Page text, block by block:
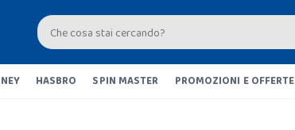
HASBRO SPIN MASTER PROMOZIONI E OFFERTE